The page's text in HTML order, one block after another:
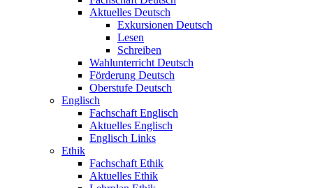
Aktuelles Deutsch
Exkursionen Deutsch
Lesen
Schreiben
Wahlunterricht Deutsch
Förderung Deutsch
Oberstufe Deutsch
Englisch
Fachschaft Englisch
Aktuelles Englisch
Englisch Links
Ethik
Fachschaft Ethik
Aktuelles Ethik